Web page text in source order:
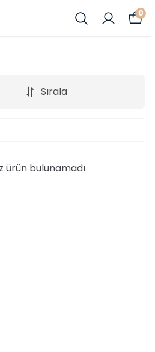
0
Sırala
ürün bulunamadı